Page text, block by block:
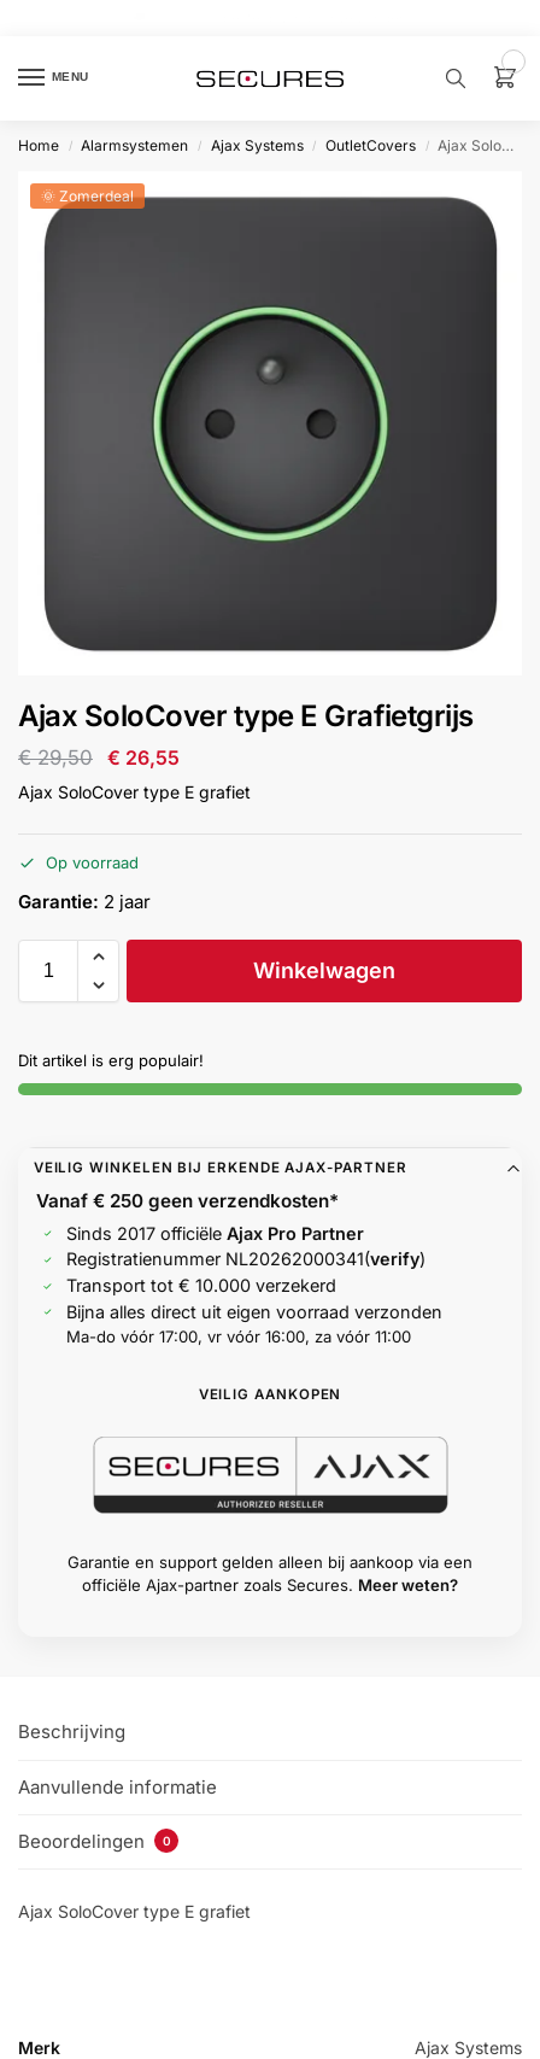
MENU
product…
samenstellen
&
Intercom
Inbraakbeveiliging
Merken
Help &
Home / Alarmsystemen / Ajax Systems / OutletCovers / Ajax SoloCover type E Grafietgrijs
🌞 Zomerdeal
Ajax SoloCover type E Grafietgrijs
€29,50 € 26,55
Ajax SoloCover type E grafiet
Op voorraad
Garantie: 2 jaar
Winkelwagen
Dit artikel is erg populair!
VEILIG WINKELEN BIJ ERKENDE AJAX-PARTNER
Vanaf € 250 geenverzendkosten*
Sinds 2017 officiële Ajax Pro Partner
Registratienummer NL20262000341(verify)
Transport tot € 10.000 verzekerd
Bijna alles direct uit eigen voorraad verzonden
Ma-do vóór 17:00, vr vóór 16:00, za vóór 11:00
VEILIG AANKOPEN
Garantie en support gelden alleen bij aankoop via een
officiële Ajax-partner zoals Secures. Meer weten?
Beschrijving
Aanvullende informatie
Beoordelingen 0
Ajax SoloCover type E grafiet
Merk Ajax Systems